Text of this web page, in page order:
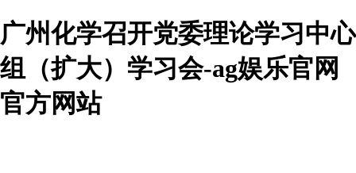
广州化学召开党委理论学习中心
组（扩大）学习会-ag娱乐官网
官方网站